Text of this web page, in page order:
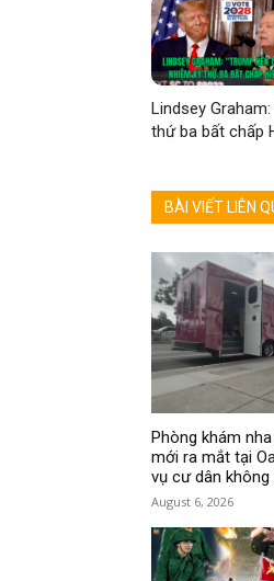
Lindsey
thứ ba bất chấp
BÀI VIẾT LIÊN
Phòng khám
mới ra mắt tại
vụ cư dân
August 6, 2026